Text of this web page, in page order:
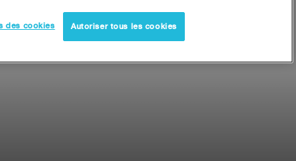
des cookies Autoriser tous les cookies